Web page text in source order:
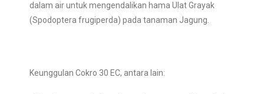
dalam air untuk mengendalikan hama Ulat Grayak
(Spodoptera frugiperda) pada tanaman Jagung.
Keunggulan Cokro 30 EC, antara lain: